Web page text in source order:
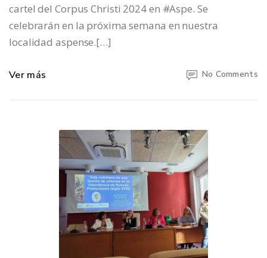
cartel del Corpus Christi 2024 en #Aspe. Se
celebrarán en la próxima semana en nuestra
localidad aspense.[…]
Ver más No Comments